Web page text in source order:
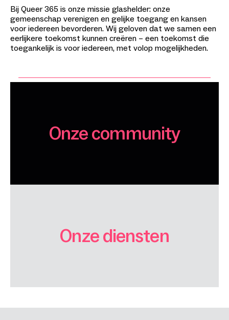
Bij Queer 365 is onze missie glashelder: onze
gemeenschap verenigen en gelijke toegang en kansen
voor iedereen bevorderen. Wij geloven dat we samen een
eerlijkere toekomst kunnen creëren – een toekomst die
toegankelijk is voor iedereen, met volop mogelijkheden.
Onze community
Onze diensten